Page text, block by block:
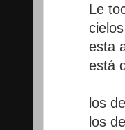
Le
esta
está
los
los